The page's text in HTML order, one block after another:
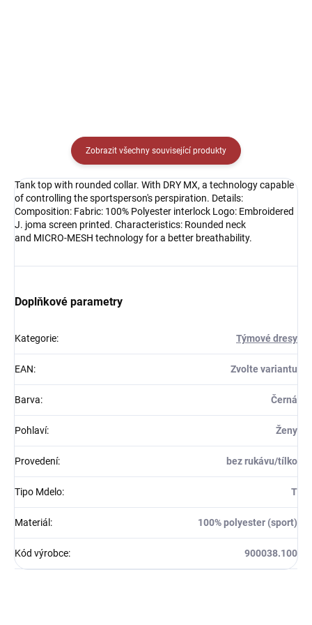
Zobrazit všechny související produkty
Tank top with rounded collar. With DRY MX, a technology capable
of controlling the sportsperson's perspiration. Details:
Composition: Fabric: 100% Polyester interlock Logo: Embroidered
J. joma screen printed. Characteristics: Rounded neck
and MICRO-MESH technology for a better breathability.
Doplňkové parametry
Kategorie: Týmové dresy
EAN: Zvolte variantu
Barva: Černá
Pohlaví: Ženy
Provedení: bez rukávu/tílko
Tipo Mdelo: T
Materiál : 100% polyester (sport)
Kód výrobce: 900038.100